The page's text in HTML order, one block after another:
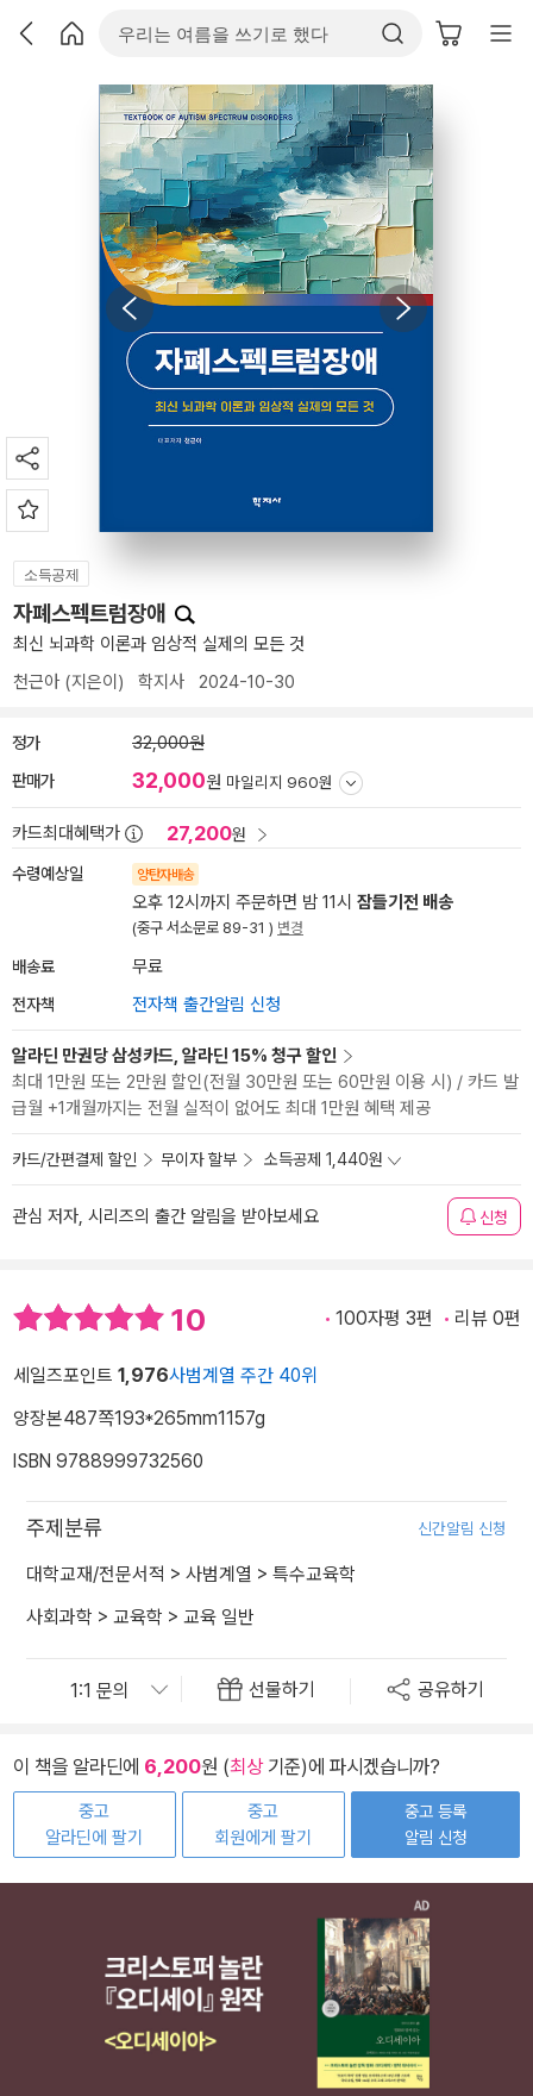
소득공제
자폐스펙트럼장애
최신 뇌과학 이론과 임상적 실제의 모든 것
천근아 (지은이) 학지사 2024-10-30
정가 32,000원
판매가 32,000원 마일리지 960원
카드최대혜택가 27,200원
수령예상일 양탄자배송
오후 12시까지 주문하면 밤 11시 잠들기전 배송
(중구 서소문로 89-31 ) 변경
배송료 무료
전자책 전자책 출간알림 신청
알라딘 만권당 삼성카드, 알라딘 15% 청구 할인
최대 1만원 또는 2만원 할인(전월 30만원 또는 60만원 이용 시) / 카드 발
급월 +1개월까지는 전월 실적이 없어도 최대 1만원 혜택 제공
카드/간편결제 할인 무이자 할부 소득공제 1,440원
관심 저자, 시리즈의 출간 알림을 받아보세요 신청
10 100자평 3편 리뷰 0편
세일즈포인트 1,976사범계열 주간 40위
양장본487쪽193*265mm1157g
ISBN 9788999732560
주제분류 신간알림 신청
대학교재/전문서적 > 사범계열 > 특수교육학
사회과학 > 교육학 > 교육 일반
선물하기 공유하기
이 책을 알라딘에 6,200원 (최상기준)에 파시겠습니까?
중고
알라딘에 팔기
중고
회원에게 팔기
중고 등록
알림 신청